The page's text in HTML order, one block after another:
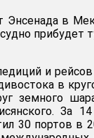
Энсенада в
прибудет
и
в
земного
За
30 портов в